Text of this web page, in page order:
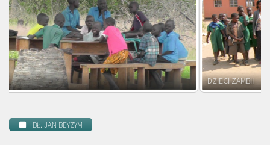
DZIECI ZAMBII
BŁ. JAN BEYZYM